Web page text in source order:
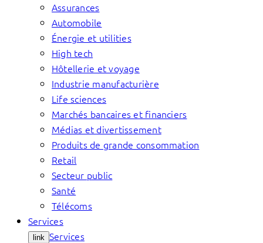
Assurances
Automobile
Énergie et utilities
High tech
Hôtellerie et voyage
Industrie manufacturière
Life sciences
Marchés bancaires et financiers
Médias et divertissement
Produits de grande consommation
Retail
Secteur public
Santé
Télécoms
Services
link Services